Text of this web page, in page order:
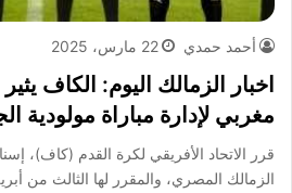
أحمد حمدي 22 مارس، 2025
اخبار الزمالك اليوم: الكاف
مغربي لإدارة مباراة مولودية
قرر الاتحاد الأفريقي لكرة القدم (كاف)،
الزمالك المصري، والمقرر لها الثالث من